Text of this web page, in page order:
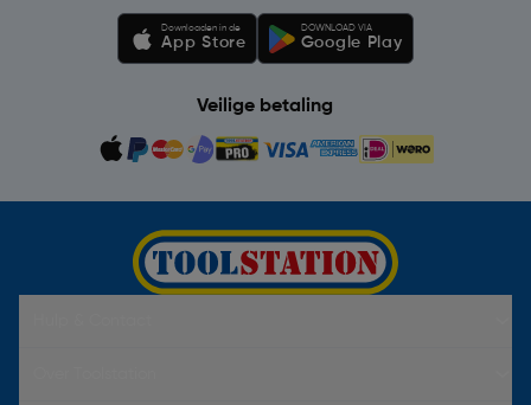
Downloaden in de
App Store
DOWNLOAD VIA
Google Play
Veilige betaling